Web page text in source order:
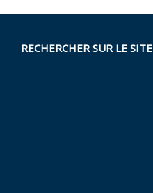
RECHERCHER SUR LE SITE